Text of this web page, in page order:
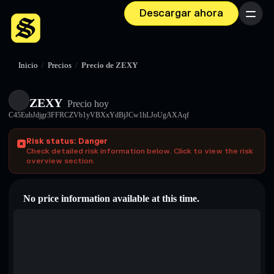
Descargar ahora Menú
Inicio / Precios / Precio de ZEXY
ZEXY Precio hoy
C45EubJdjgr3FFRCZVb1yVBXxYdBjJCw1hLJoUgAXAqf
Risk status: Danger
Check detailed risk information below. Click to view the risk
overview section.
No price information available at this time.